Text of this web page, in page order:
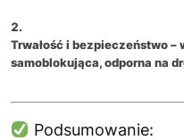
Trwałość i bezpieczeństwo–
samoblokująca, odporna na
Podsumowanie: